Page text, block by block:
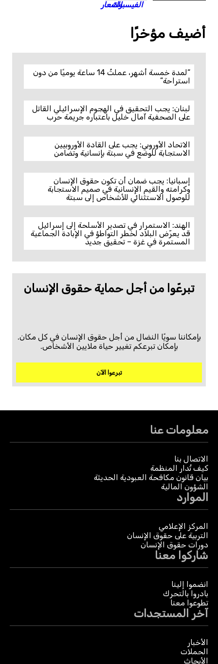
أضيف مؤخرًا
“لمدة خمسة أشهر، عملتُ 14 ساعة يوميًا من دون
استراحة”
لبنان: يجب التحقيق في الهجوم الإسرائيلي القاتل
على الصحفية آمال خليل باعتباره جريمة حرب
الاتحاد الأوروبي: يجب على القادة الأوروبيين
الاستجابة للوضع في سبتة بإنسانية وتضامن
إسبانيا: يجب ضمان أن تكون حقوق الإنسان
وكرامته والقيم الإنسانية في صميم الاستجابة
للوصول الاستثنائي للأشخاص إلى سبتة
الهند: الاستمرار في تصدير الأسلحة إلى إسرائيل
قد يعرّض البلاد لخطر التواطؤ في الإبادة الجماعية
المستمرة في غزة – تحقيق جديد
تبرعّوا من أجل حماية حقوق الإنسان
بإمكاننا سويًا النضال من أجل حقوق الإنسان في كل مكان.
بإمكان تبرعكم تغيير حياة ملايين الأشخاص.
تبرعوا الآن
معلومات عنا
الاتصال بنا
كيف تُدار المنظمة
بيان قانون مكافحة العبودية الحديثة
الشؤون المالية
الموارد
المركز الإعلامي
التربية على حقوق الإنسان
دورات حقوق الإنسان
شاركوا معنا
انضموا إلينا
بادروا بالتحرك
تطوعوا معنا
آخر المستجدات
الأخبار
الحملات
الأبحاث